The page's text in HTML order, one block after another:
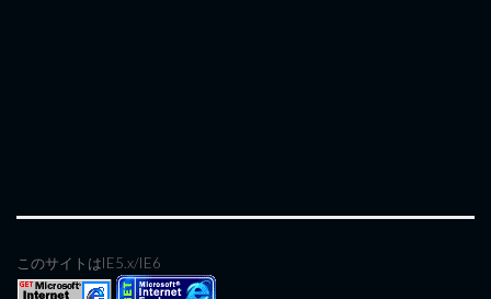
このサイトはIE5.x/IE6